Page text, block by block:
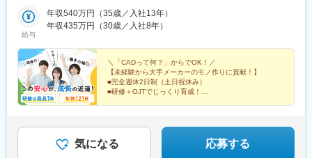
■特徴：
アルプスビジネスサービスでは、一人ひとりが自分らしく働ける
に相談でき、周囲も温かくフォローしてくれるため、初めての業
務でも安心してスタートできます。お仕事を通じて新しいことに
挑戦したい方、ゆっくり成長していきたい方、どちらの思いも歓
迎します。
また、キャリアアップや事業の状況に応じて、勤務先の変更や転
しながら、できる限り不安のない形で進めていきます。前向きに
一歩踏み出したい方のご応募を、心よりお待ちしています。
研修・OJTを受けていただけます。★配属先によっては転勤の可
能性がありますが、遠方の方は家賃補助、交通費、引越し費用を
（デトロイト）での勤務もできます（英語研修あり）。※マイカー
通勤OK（プロジェクト先による）※受動喫煙対策：オフィス内禁
煙
給与
年収540万円（35歳／入社13年）
年収435万円（30歳／入社8年）
＼「CADって何？」からでOK！／
【未経験から大手メーカーのモノ作りに貢献！】
■完全週休2日制（土日祝休み）
■研修＋OJTでじっくり育成！
気になる 応募する